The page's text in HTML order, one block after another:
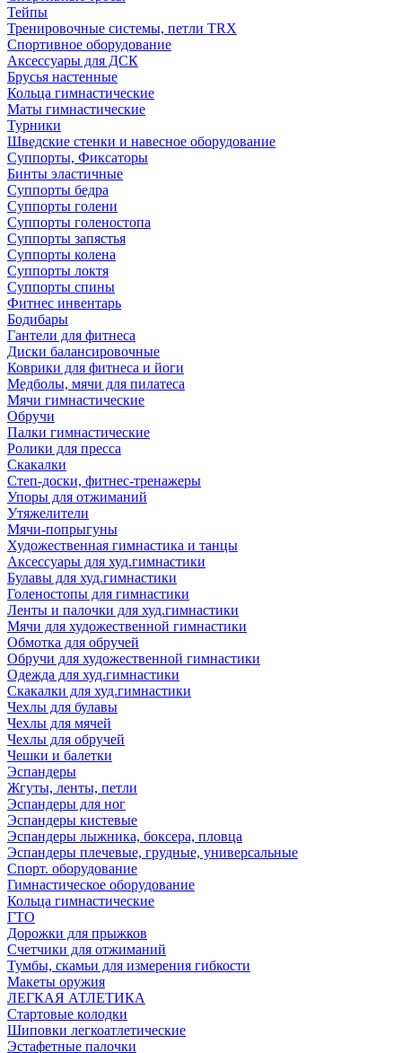
Тейпы
Тренировочные системы, петли TRX
Спортивное оборудование
Аксессуары для ДСК
Брусья настенные
Кольца гимнастические
Маты гимнастические
Турники
Шведские стенки и навесное оборудование
Суппорты, Фиксаторы
Бинты эластичные
Суппорты бедра
Суппорты голени
Суппорты голеностопа
Суппорты запястья
Суппорты колена
Суппорты локтя
Суппорты спины
Фитнес инвентарь
Бодибары
Гантели для фитнеса
Диски балансировочные
Коврики для фитнеса и йоги
Медболы, мячи для пилатеса
Мячи гимнастические
Обручи
Палки гимнастические
Ролики для пресса
Скакалки
Степ-доски, фитнес-тренажеры
Упоры для отжиманий
Утяжелители
Мячи-попрыгуны
Художественная гимнастика и танцы
Аксессуары для худ.гимнастики
Булавы для худ.гимнастики
Голеностопы для гимнастики
Ленты и палочки для худ.гимнастики
Мячи для художественной гимнастики
Обмотка для обручей
Обручи для художественной гимнастики
Одежда для худ.гимнастики
Скакалки для худ.гимнастики
Чехлы для булавы
Чехлы для мячей
Чехлы для обручей
Чешки и балетки
Эспандеры
Жгуты, ленты, петли
Эспандеры для ног
Эспандеры кистевые
Эспандеры лыжника, боксера, пловца
Эспандеры плечевые, грудные, универсальные
Спорт. оборудование
Гимнастическое оборудование
Кольца гимнастические
ГТО
Дорожки для прыжков
Счетчики для отжиманий
Тумбы, скамьи для измерения гибкости
Макеты оружия
ЛЕГКАЯ АТЛЕТИКА
Стартовые колодки
Шиповки легкоатлетические
Эстафетные палочки